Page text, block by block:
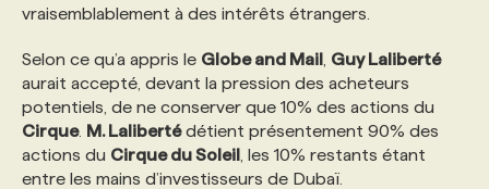
PRIX ET DISTINCTIONS
TENDANCES
GEO/SEO
ÉVÉNEMENTIEL
NOS AUTEUR‧RICES
FAQ
ANNONCEZ AVEC NOUS
FORMATIONS PERSONNALISÉES
NOS FORMATEUR‧RICES
POURQUOI CHOISIR NOS FORMATIONS
NOS TARIFS
NOS EXPERTISES
FAQ
vraisemblablement à des intérêts étrangers.
Selon ce qu’a appris le Globe and Mail Guy Laliberté
aurait accepté, devant la pression des acheteurs
potentiels, de ne conserver que 10% des actions du
Cirque. M. Lalibertédétient présentement 90% des
actions du Cirque du Soleil , les 10% restants étant
entre les mains d’investisseurs de Dubaï.